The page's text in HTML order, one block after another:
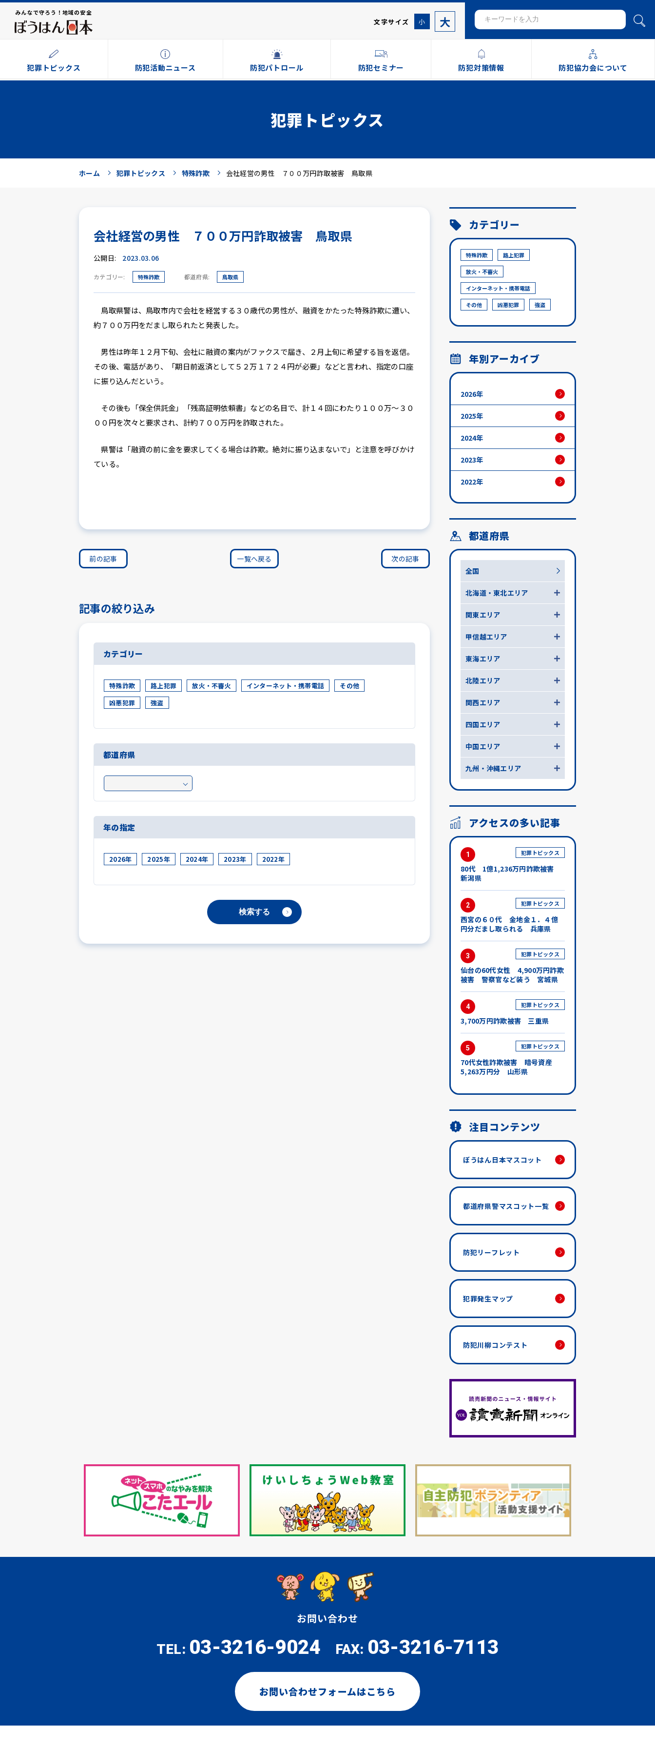
みんなで守ろう！地域の安全
文字サイズ 小 大
犯罪トピックス 防犯活動ニュース 防犯パトロール 防犯セミナー 防犯対策情報 防犯協力会について
犯罪トピックス
ホーム 犯罪トピックス 特殊詐欺 会社経営の男性 ７００万円詐取被害 鳥取県
会社経営の男性 ７００万円詐取被害 鳥取県
公開日: 2023.03.06
カテゴリー: 特殊詐欺 都道府県: 鳥取県
鳥取県警は、鳥取市内で会社を経営する３０歳代の男性が、融資をかたった特殊詐欺に遭い、
約７００万円をだまし取られたと発表した。
男性は昨年１２月下旬、会社に融資の案内がファクスで届き、２月上旬に希望する旨を返信。
その後、電話があり、「期日前返済として５２万１７２４円が必要」などと言われ、指定の口座
に振り込んだという。
その後も「保全供託金」「残高証明依頼書」などの名目で、計１４回にわたり１００万～３０
００円を次々と要求され、計約７００万円を詐取された。
県警は「融資の前に金を要求してくる場合は詐欺。絶対に振り込まないで」と注意を呼びかけ
ている。
前の記事 一覧へ戻る 次の記事
記事の絞り込み
カテゴリー
特殊詐欺 路上犯罪 放火・不審火 インターネット・携帯電話
その他
凶悪犯罪
強盗
都道府県
年の指定
2026年 2025年 2024年 2023年 2022年
カテゴリー
特殊詐欺 路上犯罪
放火・不審火
インターネット・携帯電話
その他 凶悪犯罪 強盗
年別アーカイブ
2026年
2025年
2024年
2023年
2022年
都道府県
全国
北海道・東北エリア
関東エリア
甲信越エリア
東海エリア
北陸エリア
関西エリア
四国エリア
中国エリア
九州・沖縄エリア
アクセスの多い記事
1 犯罪トピックス
80代 1億1,236万円詐欺被害
新潟県
2 犯罪トピックス
西宮の６０代 金地金１．４億
円分だまし取られる 兵庫県
3 犯罪トピックス
仙台の60代女性 4,900万円詐欺
被害 警察官など装う 宮城県
4 犯罪トピックス
3,700万円詐欺被害 三重県
5 犯罪トピックス
70代女性詐欺被害 暗号資産
5,263万円分 山形県
注目コンテンツ
ぼうはん日本マスコット
都道府県警マスコット一覧
防犯リーフレット
犯罪発生マップ
防犯川柳コンテスト
お問い合わせ
TEL: 03-3216-9024 FAX: 03-3216-7113
お問い合わせフォームはこちら